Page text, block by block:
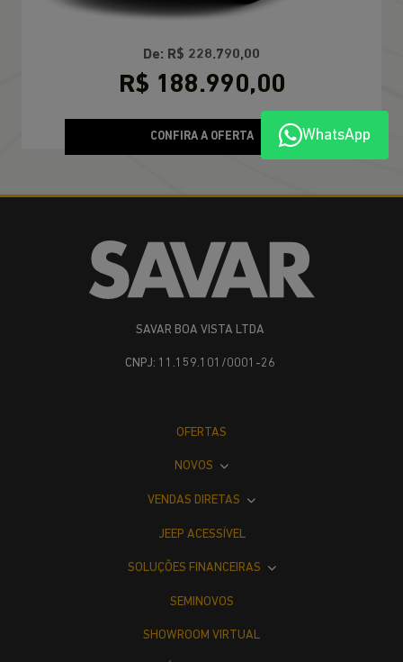
De: R$ 228.790,00
R$ 188.990,00
CONFIRA A OFERTA WhatsApp
SAVAR BOA VISTA LTDA
CNPJ: 11.159.101/0001-26
OFERTAS
NOVOS
VENDAS DIRETAS
JEEP ACESSÍVEL
SOLUÇÕES FINANCEIRAS
SEMINOVOS
SHOWROOM VIRTUAL